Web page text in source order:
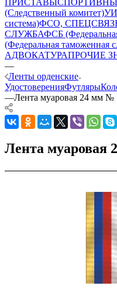
ПРИСТАВЫ
(Следственный комитет)
система)ФСО,
СЛУЖБАФСБ
(Федеральная
АДВОКАТУРАПРОЧИЕ
—
Ленты орденские
УдостоверенияФутляры
—Лента муаровая 24 мм №
Лента муаровая